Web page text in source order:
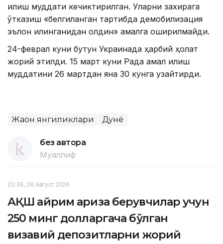
қилиш муддати кечиктирилган. Уларни захирага
ўтказиш «белгиланган тартибда демобилизация
эълон қилинганидан олдин» амалга оширилмайди.
24-феврал куни бутун Украинада ҳарбий ҳолат
жорий этилди. 15 март куни Рада амал қилиш
муддатини 26 мартдан яна 30 кунга узайтирди.
Жаҳон янгиликлари Дунё
без автора
Муаллиф
20:36, 06 Август 2026
АҚШ айрим ариза берувчилар учун
250 минг долларгача бўлган
визавий депозитларни жорий